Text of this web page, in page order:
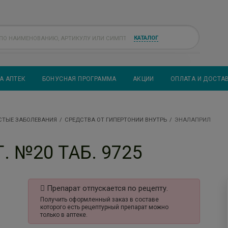
КАТАЛОГ
АПТЕК БОНУСНАЯ ПРОГРАММА АКЦИИ ОПЛАТА И
ЗАБОЛЕВАНИЯ СРЕДСТВА ОТ ГИПЕРТОНИИ ВНУТРЬ ЭНАЛАПРИЛ
№20 ТАБ. 9725
Препарат отпускается по рецепту.
Получить оформленный заказ в составе
которого есть рецептурный препарат можно
только в аптеке.